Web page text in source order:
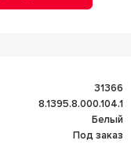
31366
8.1395.8.000.104.1
Белый
Под заказ